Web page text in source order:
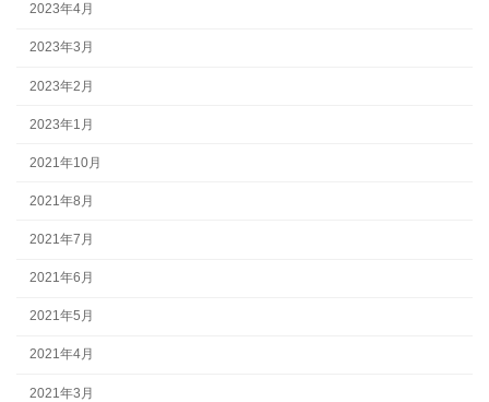
2023年4月
2023年3月
2023年2月
2023年1月
2021年10月
2021年8月
2021年7月
2021年6月
2021年5月
2021年4月
2021年3月